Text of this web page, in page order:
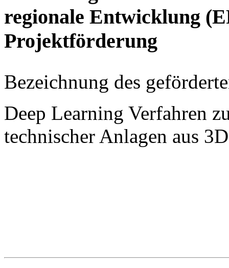
regionale Entwicklung
Projektförderung
Bezeichnung des
Deep Learning Verfahren
technischer Anlagen aus